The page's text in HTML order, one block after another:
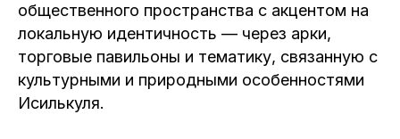
общественного пространства с акцентом на
локальную идентичность — через арки,
торговые павильоны и тематику, связанную с
культурными и природными особенностями
Исилькуля.